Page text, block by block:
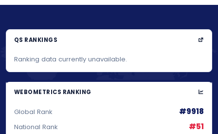
QS RANKINGS
Ranking data currently unavailable.
WEBOMETRICS RANKING
Global Rank #9918
National Rank #51